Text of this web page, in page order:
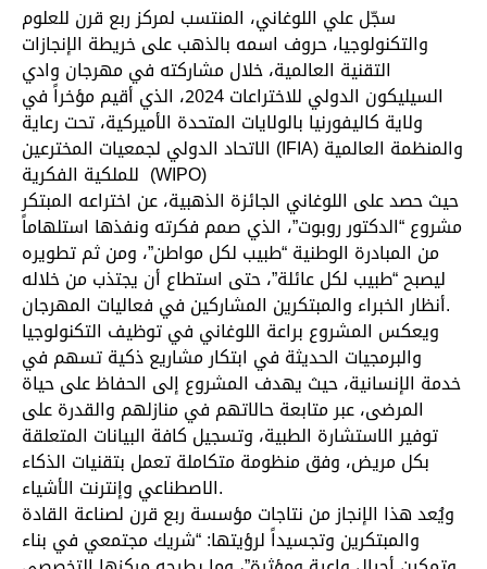
سجّل علي اللوغاني، المنتسب لمركز ربع قرن للعلوم
والتكنولوجيا، حروف اسمه بالذهب على خريطة الإنجازات
التقنية العالمية، خلال مشاركته في مهرجان وادي
السيليكون الدولي للاختراعات 2024، الذي أقيم مؤخراً في
ولاية كاليفورنيا بالولايات المتحدة الأميركية، تحت رعاية
الاتحاد الدولي لجمعيات المخترعين (IFIA) والمنظمة العالمية
للملكية الفكرية (WIPO)
حيث حصد على اللوغاني الجائزة الذهبية، عن اختراعه المبتكر
مشروع “الدكتور روبوت”، الذي صمم فكرته ونفذها استلهاماً
من المبادرة الوطنية “طبيب لكل مواطن”، ومن ثم تطويره
ليصبح “طبيب لكل عائلة”، حتى استطاع أن يجتذب من خلاله
أنظار الخبراء والمبتكرين المشاركين في فعاليات المهرجان.
ويعكس المشروع براعة اللوغاني في توظيف التكنولوجيا
والبرمجيات الحديثة في ابتكار مشاريع ذكية تسهم في
خدمة الإنسانية، حيث يهدف المشروع إلى الحفاظ على حياة
المرضى، عبر متابعة حالاتهم في منازلهم والقدرة على
توفير الاستشارة الطبية، وتسجيل كافة البيانات المتعلقة
بكل مريض، وفق منظومة متكاملة تعمل بتقنيات الذكاء
الاصطناعي وإنترنت الأشياء.
ويُعد هذا الإنجاز من نتاجات مؤسسة ربع قرن لصناعة القادة
والمبتكرين وتجسيداً لرؤيتها: “شريك مجتمعي في بناء